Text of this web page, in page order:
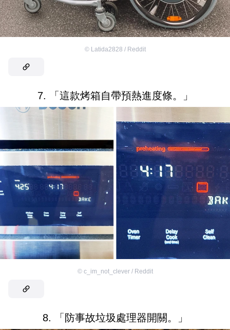
© Latida2828 / Reddit
7. 「這款烤箱自帶預熱進度條。」
© c_im_not_clever / Reddit
8. 「防事故垃圾處理器開關。」